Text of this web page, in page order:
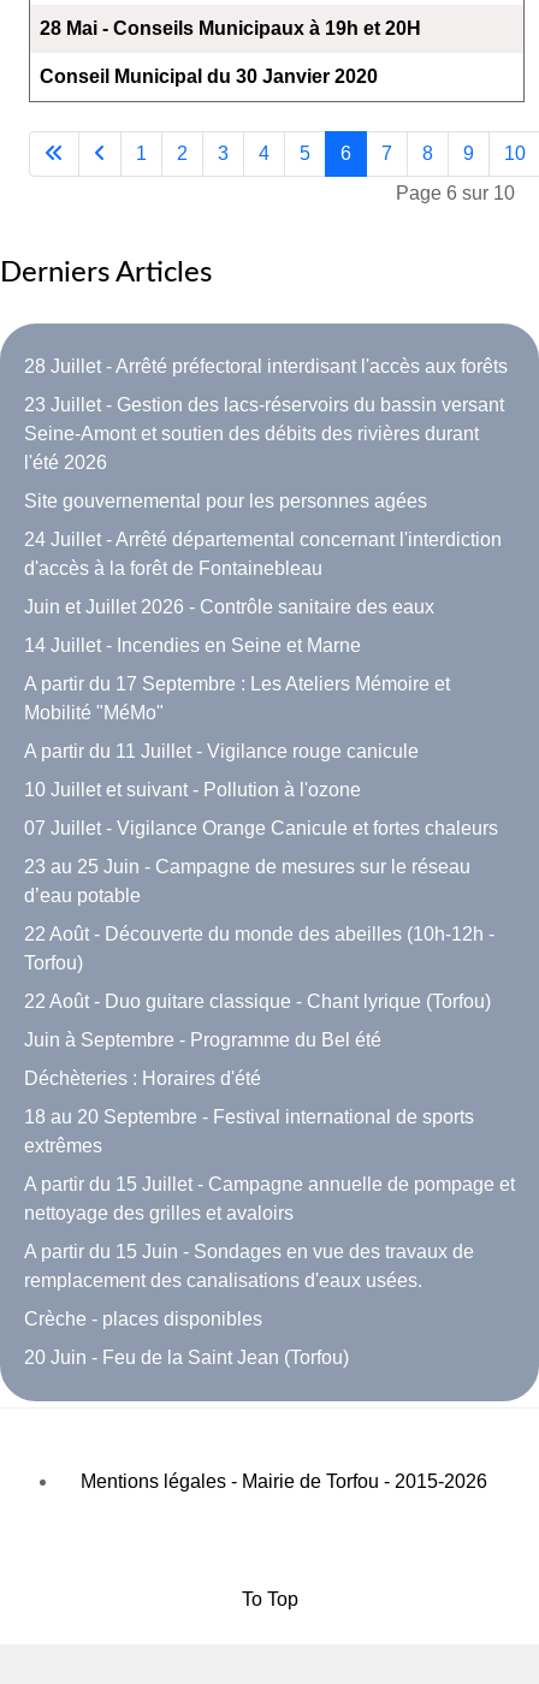
28 Mai - Conseils Municipaux à 19h et 20H
Conseil Municipal du 30 Janvier 2020
Page 6 sur 10
1 2 3 4 5 6 7 8 9 10
Derniers Articles
28 Juillet - Arrêté préfectoral interdisant l'accès aux forêts
23 Juillet - Gestion des lacs-réservoirs du bassin versant
Seine-Amont et soutien des débits des rivières durant
l'été 2026
Site gouvernemental pour les personnes agées
24 Juillet - Arrêté départemental concernant l'interdiction
d'accès à la forêt de Fontainebleau
Juin et Juillet 2026 - Contrôle sanitaire des eaux
14 Juillet - Incendies en Seine et Marne
A partir du 17 Septembre : Les Ateliers Mémoire et
Mobilité "MéMo"
A partir du 11 Juillet - Vigilance rouge canicule
10 Juillet et suivant - Pollution à l'ozone
07 Juillet - Vigilance Orange Canicule et fortes chaleurs
23 au 25 Juin - Campagne de mesures sur le réseau
d’eau potable
22 Août - Découverte du monde des abeilles (10h-12h -
Torfou)
22 Août - Duo guitare classique - Chant lyrique (Torfou)
Juin à Septembre - Programme du Bel été
Déchèteries : Horaires d'été
18 au 20 Septembre - Festival international de sports
extrêmes
A partir du 15 Juillet - Campagne annuelle de pompage et
nettoyage des grilles et avaloirs
A partir du 15 Juin - Sondages en vue des travaux de
remplacement des canalisations d'eaux usées.
Crèche - places disponibles
20 Juin - Feu de la Saint Jean (Torfou)
Mentions légales - Mairie de Torfou - 2015-2026
To Top